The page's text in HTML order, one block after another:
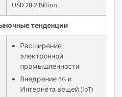
USD 20.2 Billion
тенденции
Расширение
электронной
промышленности
Внедрение 5G и
Интернета вещей (IoT)